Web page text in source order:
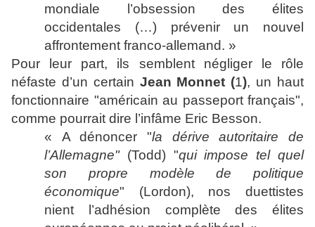
mondiale l’obsession des élites
occidentales (…) prévenir un nouvel
affrontement franco-allemand. »
Pour leur part, ils semblent négliger le rôle
néfaste d’un certain Jean Monnet (1), un haut
fonctionnaire "américain au passeport français",
comme pourrait dire l’infâme Eric Besson.
« A dénoncer "la dérive autoritaire de
l’Allemagne"(Todd) "qui impose tel quel
son propre modèle de politique
économique" (Lordon), nos duettistes
nient l’adhésion complète des élites